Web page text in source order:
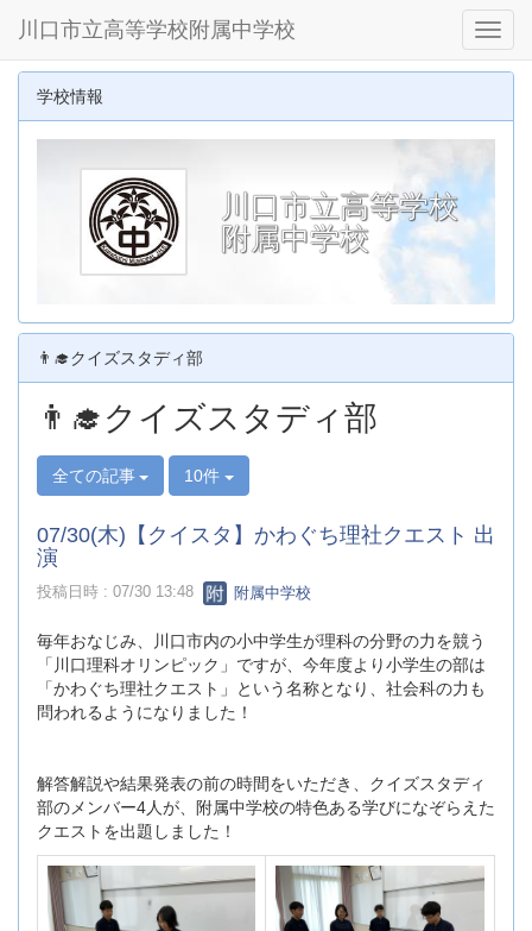
川口市立高等学校附属中学校
学校情報
川口市立高等学校
附属中学校
👨‍🎓クイズスタディ部
👨‍🎓クイズスタディ部
全ての記事 10件
07/30(木)【クイスタ】かわぐち理社クエスト 出
演
投稿日時 : 07/30 13:48 附属中学校
毎年おなじみ、川口市内の小中学生が理科の分野の力を競う
「川口理科オリンピック」ですが、今年度より小学生の部は
「かわぐち理社クエスト」という名称となり、社会科の力も
問われるようになりました！
解答解説や結果発表の前の時間をいただき、クイズスタディ
部のメンバー4人が、附属中学校の特色ある学びになぞらえた
クエストを出題しました！